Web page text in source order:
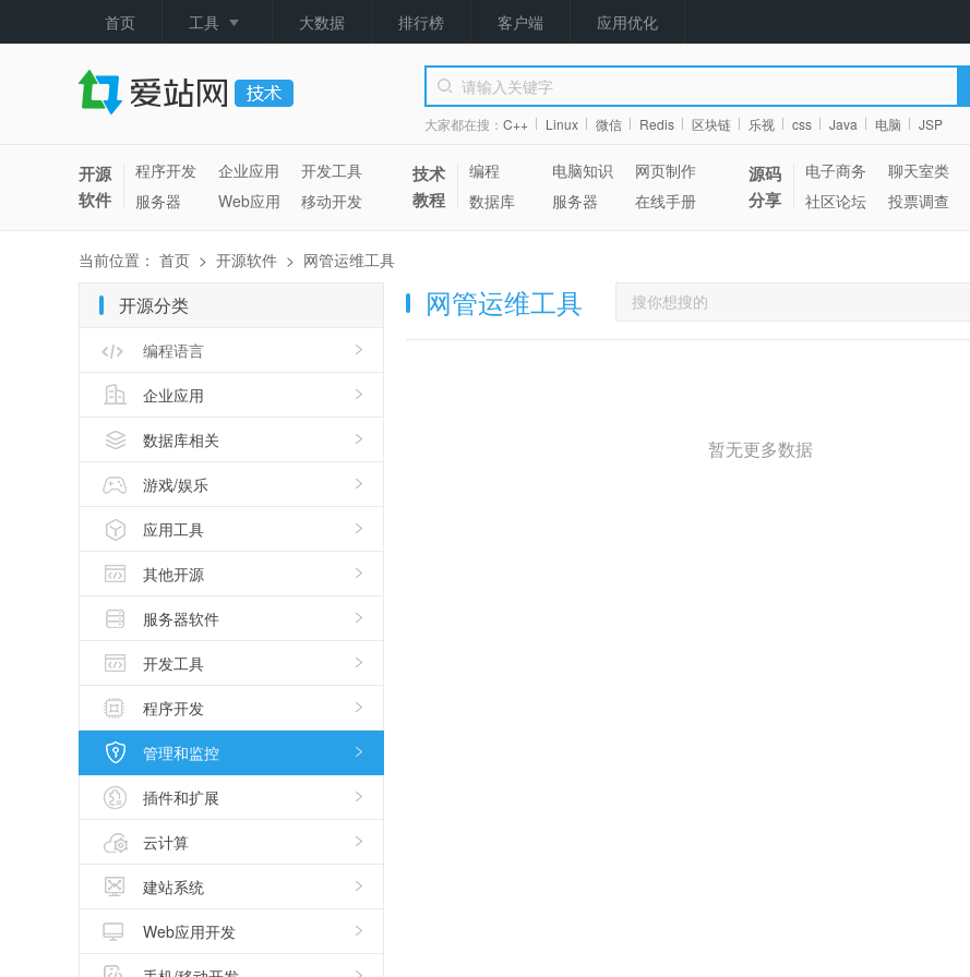
首页 工具 大数据 排行榜 客户端 应用优化
大家都在搜： C++ Linux 微信 Redis 区块链 乐视 css Java 电脑 JSP
开源
软件
程序开发 企业应用
开发工具
服务器
Web应用 移动开发
技术
教程
编程 电脑知识
网页制作
数据库
服务器 在线手册
源码
分享
电子商务 聊天室类
社区论坛
投票调查
当前位置： 首页 > 开源软件 > 网管运维工具
开源分类
编程语言
企业应用
数据库相关
游戏/娱乐
应用工具
其他开源
服务器软件
开发工具
程序开发
管理和监控
插件和扩展
云计算
建站系统
Web应用开发
网管运维工具
暂无更多数据